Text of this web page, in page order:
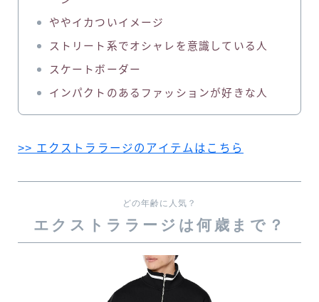
ややイカついイメージ
ストリート系でオシャレを意識している人
スケートボーダー
インパクトのあるファッションが好きな人
>> エクストララージのアイテムはこちら
どの年齢に人気？
エクストララージは何歳まで？